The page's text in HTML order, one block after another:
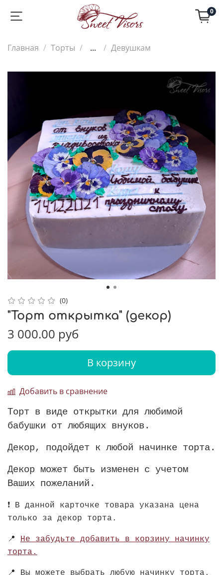
0
Главная Торты ... Девушкам
(0)
"Торт открытка" (декор)
3 000.00 руб
В корзину
Добавить в сравнение
Торт в виде открытки для любимой
бабушки от любящих внуков.
Декор, подойдет к любой начинке торта.
Декор может быть изменен с учетом
Ваших пожеланий.
❗️ В данной карточке товара указана цена
только за декор торта.
📍 Не забудьте добавить в корзину начинку
торта.
📍 Вы можете выбрать любую начинку торта.